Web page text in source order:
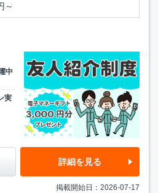
～
中
実
詳細を見る
掲載開始日：2026-07-17